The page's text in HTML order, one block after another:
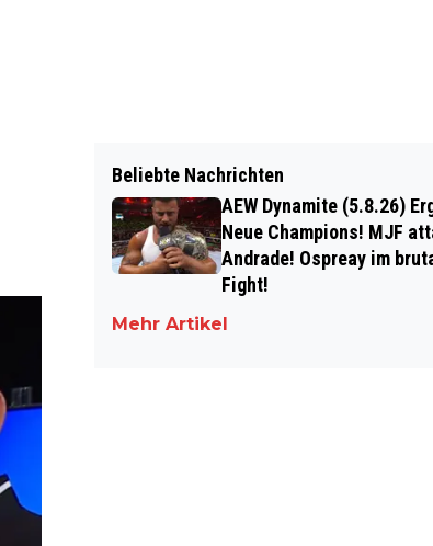
Beliebte Nachrichten
AEW Dynamite (5.8.26)
Neue Champions! MJF
Andrade! Ospreay im
Fight!
Mehr Artikel